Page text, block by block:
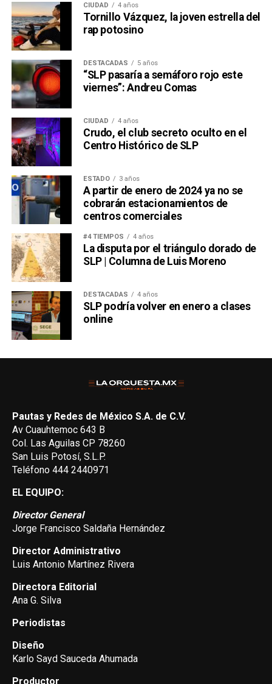
CIUDAD 4 años
Tornillo Vázquez, la joven estrella del
rap potosino
DESTACADAS 5 años
“SLP pasaría a semáforo rojo este
viernes”: Andreu Comas
CIUDAD 4 años
Crudo, el club secreto oculto en el
Centro Histórico de SLP
ESTADO 3 años
A partir de enero de 2024 ya no se
cobrarán estacionamientos de
centros comerciales
#4 TIEMPOS 4 años
La disputa por el triángulo dorado de
SLP | Columna de Luis Moreno
DESTACADAS 4 años
SLP podría volver en enero a clases
online
Pautas y Redes de México S.A. de C.V.
Av Cuauhtemoc 643 B
Col. Las Aguilas CP 78260
San Luis Potosí, S.L.P.
Teléfono 444 2440971
EL EQUIPO:
Director General
Jorge Francisco Saldaña Hernández
Director Administrativo
Luis Antonio Martínez Rivera
Directora Editorial
Ana G. Silva
Periodistas
Diseño
Karlo Sayd Sauceda Ahumada
Productor